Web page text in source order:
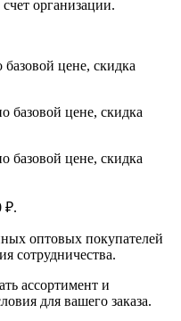
организации.
цене, скидка
базовой цене, скидка
базовой цене, скидка
₽.
оптовых покупателей
сотрудничества.
ассортимент и
для вашего заказа.